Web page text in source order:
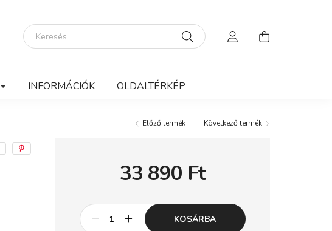
INFORMÁCIÓK OLDALTÉRKÉP
Előző termék Következő termék
33 890 Ft
KOSÁRBA